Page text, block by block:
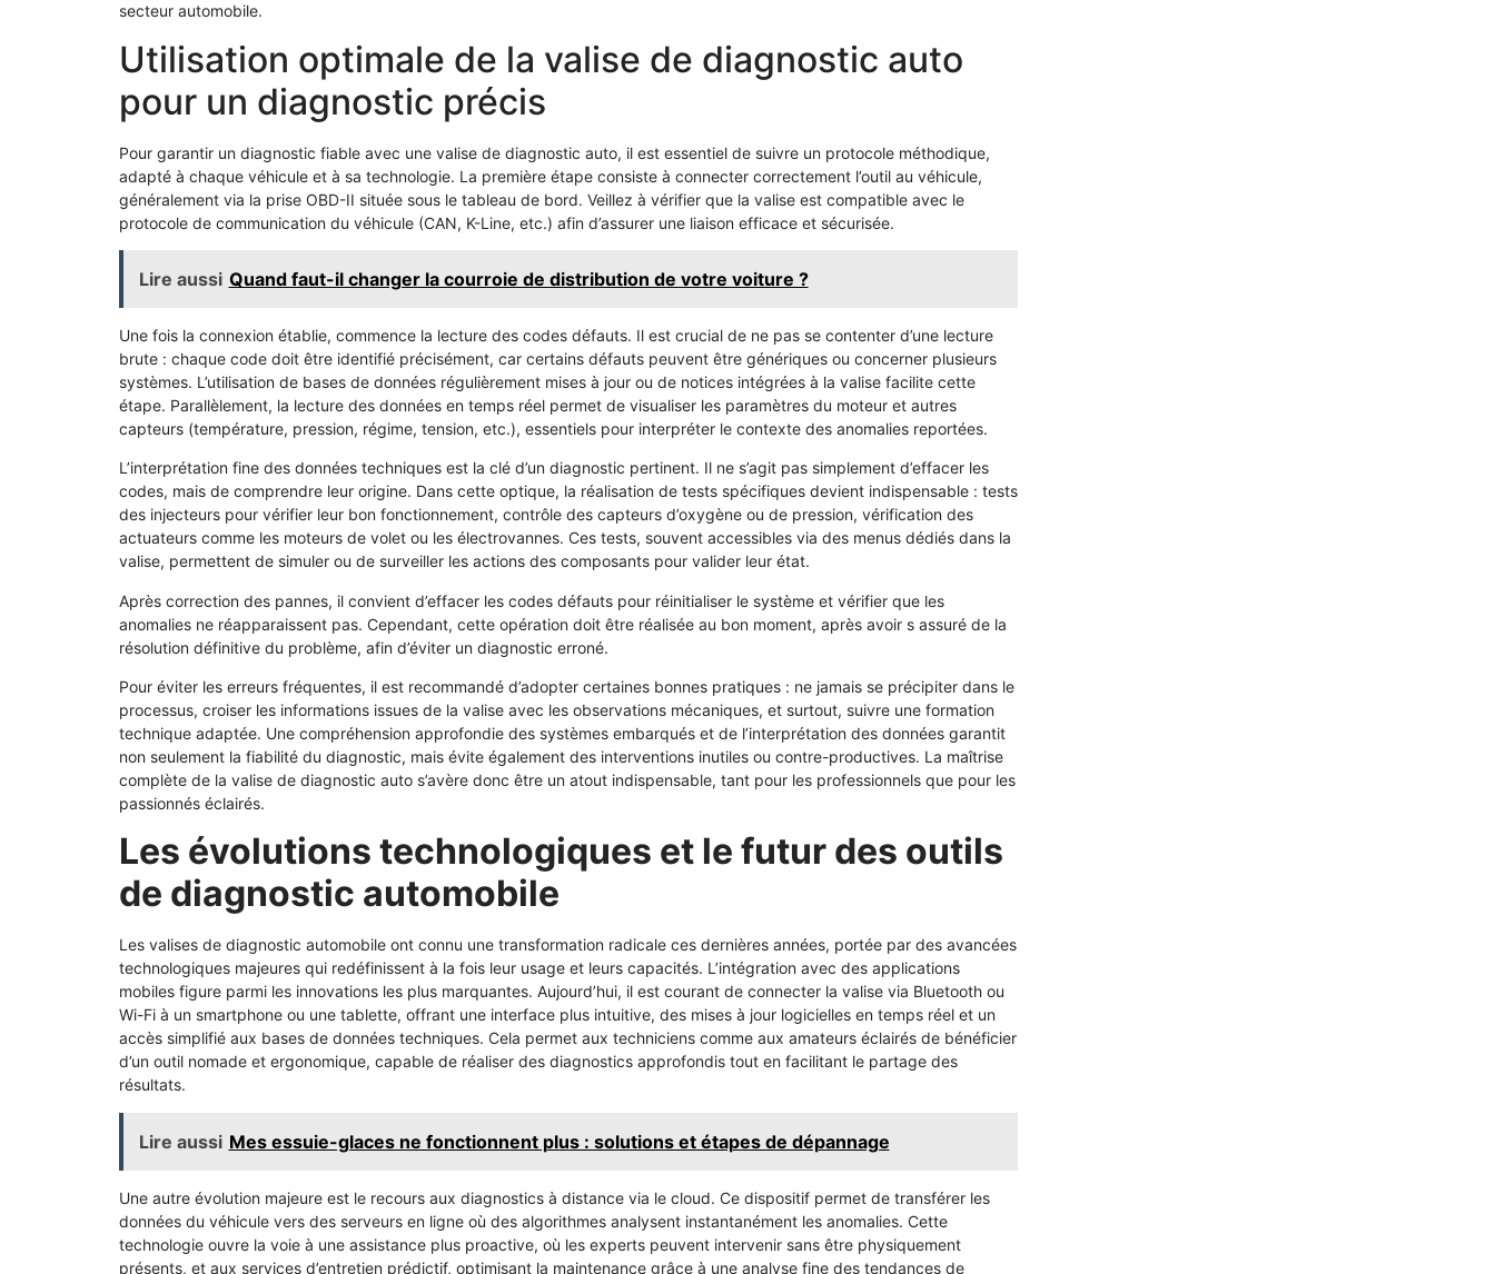
secteur automobile.
Utilisation optimale de la valise de diagnostic auto
pour un diagnostic précis
Pour garantir un diagnostic fiable avec une valise de diagnostic auto, il est essentiel de suivre un protocole méthodique,
adapté à chaque véhicule et à sa technologie. La première étape consiste à connecter correctement l’outil au véhicule,
généralement via la prise OBD-II située sous le tableau de bord. Veillez à vérifier que la valise est compatible avec le
protocole de communication du véhicule (CAN, K-Line, etc.) afin d’assurer une liaison efficace et sécurisée.
Lire aussi Quand faut-il changer la courroie de distribution de votre voiture ?
Une fois la connexion établie, commence la lecture des codes défauts. Il est crucial de ne pas se contenter d’une lecture
brute : chaque code doit être identifié précisément, car certains défauts peuvent être génériques ou concerner plusieurs
systèmes. L’utilisation de bases de données régulièrement mises à jour ou de notices intégrées à la valise facilite cette
étape. Parallèlement, la lecture des données en temps réel permet de visualiser les paramètres du moteur et autres
capteurs (température, pression, régime, tension, etc.), essentiels pour interpréter le contexte des anomalies reportées.
L’interprétation fine des données techniques est la clé d’un diagnostic pertinent. Il ne s’agit pas simplement d’effacer les
codes, mais de comprendre leur origine. Dans cette optique, la réalisation de tests spécifiques devient indispensable : tests
des injecteurs pour vérifier leur bon fonctionnement, contrôle des capteurs d’oxygène ou de pression, vérification des
actuateurs comme les moteurs de volet ou les électrovannes. Ces tests, souvent accessibles via des menus dédiés dans la
valise, permettent de simuler ou de surveiller les actions des composants pour valider leur état.
Après correction des pannes, il convient d’effacer les codes défauts pour réinitialiser le système et vérifier que les
anomalies ne réapparaissent pas. Cependant, cette opération doit être réalisée au bon moment, après avoir s assuré de la
résolution définitive du problème, afin d’éviter un diagnostic erroné.
Pour éviter les erreurs fréquentes, il est recommandé d’adopter certaines bonnes pratiques : ne jamais se précipiter dans le
processus, croiser les informations issues de la valise avec les observations mécaniques, et surtout, suivre une formation
technique adaptée. Une compréhension approfondie des systèmes embarqués et de l’interprétation des données garantit
non seulement la fiabilité du diagnostic, mais évite également des interventions inutiles ou contre-productives. La maîtrise
complète de la valise de diagnostic auto s’avère donc être un atout indispensable, tant pour les professionnels que pour les
passionnés éclairés.
Les évolutions technologiques et le futur des outils
de diagnostic automobile
Les valises de diagnostic automobile ont connu une transformation radicale ces dernières années, portée par des avancées
technologiques majeures qui redéfinissent à la fois leur usage et leurs capacités. L’intégration avec des applications
mobiles figure parmi les innovations les plus marquantes. Aujourd’hui, il est courant de connecter la valise via Bluetooth ou
Wi-Fi à un smartphone ou une tablette, offrant une interface plus intuitive, des mises à jour logicielles en temps réel et un
accès simplifié aux bases de données techniques. Cela permet aux techniciens comme aux amateurs éclairés de bénéficier
d’un outil nomade et ergonomique, capable de réaliser des diagnostics approfondis tout en facilitant le partage des
résultats.
Lire aussi Mes essuie-glaces ne fonctionnent plus : solutions et étapes de dépannage
Une autre évolution majeure est le recours aux diagnostics à distance via le cloud. Ce dispositif permet de transférer les
données du véhicule vers des serveurs en ligne où des algorithmes analysent instantanément les anomalies. Cette
technologie ouvre la voie à une assistance plus proactive, où les experts peuvent intervenir sans être physiquement
présents, et aux services d’entretien prédictif, optimisant la maintenance grâce à une analyse fine des tendances de